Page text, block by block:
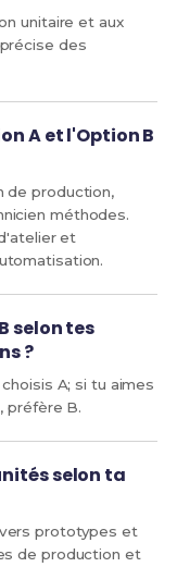
unitaire et aux
des
A et l'Option B
de production,
méthodes.
et
selon tes
?
A; si tu aimes
préfère B.
selon ta
prototypes et
de production et